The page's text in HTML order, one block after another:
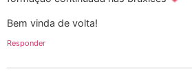
Bem vinda de volta!
Responder